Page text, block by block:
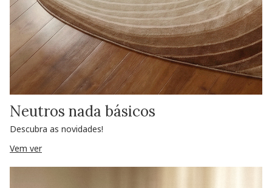
Neutros nada básicos
Descubra as novidades!
Vem ver